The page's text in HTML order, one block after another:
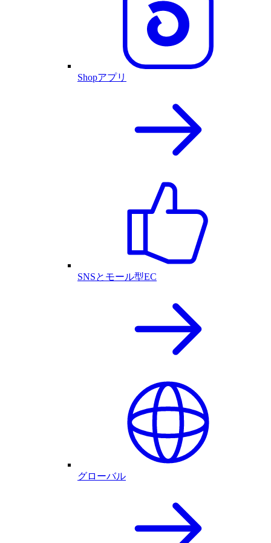
Shopアプリ
SNSとモール型EC
グローバル